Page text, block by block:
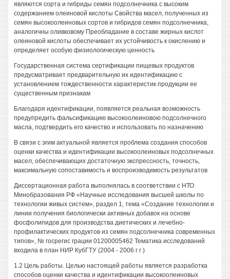
являются сорта и гибриды семян подсолнечника с высоким
содержанием олеиновой кислоты Свойства масел, полученных из
семян высокоолеиновых сортов и гибридов семян подсолнечника,
аналогичны оливковому Преобладание в составе жирных кислот
олеиновой кислоты обеспечивает их устойчивость к окислению и
определяет особую физиологическую ценность
Государственная система сертификации пищевых продуктов
предусматривает предварительную их идентификацию с
установлением тождественности характеристик продукции ее
существенным признакам
Благодаря идентификации, появляется реальная возможность
предупредить фальсификацию высокоолеиновою подсолнечного
масла, подтвердить его качество и использовать по назначению
В связи с эгим актуальной является проблема создания способов
оценки качества и идентификации высокоолеиновых подсолнечных
масел, обеспечивающих достаточную экспрессность, точность,
максимальную сопоставимость и воспроизводимость результатов
Диссертационная работа выполнялась в соответствии с НТО
Минобразования РФ «Научные исследования высшей школы по
технологии живых систем», раздел 1, тема «Создание технологии и
линии получения биологически активных добавок на основе
фосфолипидов для производства диетических и лечебно-
профилактических продуктов из семян подсолнечника современных
типов», № госрегис грации 01200005462 Тематика исследований
входила в план НИР КубГТУ (2004 - 2006 г г )
1.2 Цель работы. Целью настоящей работы является разработка
способов оценки качества и идентификации высокоолеиновых